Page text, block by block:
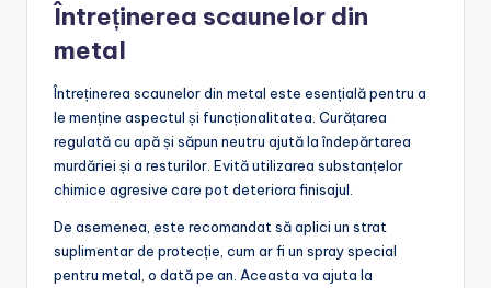
Întreținerea scaunelor din
metal
Întreținerea scaunelor din metal este esențială pentru a
le menține aspectul și funcționalitatea. Curățarea
regulată cu apă și săpun neutru ajută la îndepărtarea
murdăriei și a resturilor. Evită utilizarea substanțelor
chimice agresive care pot deteriora finisajul.
De asemenea, este recomandat să aplici un strat
suplimentar de protecție, cum ar fi un spray special
pentru metal, o dată pe an. Aceasta va ajuta la